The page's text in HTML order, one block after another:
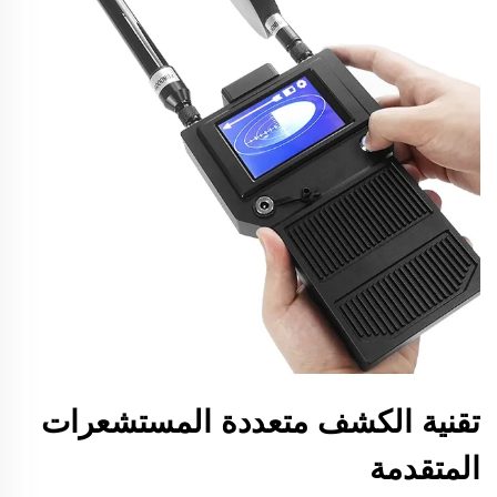
تقنية الكشف متعددة المستشعرات
المتقدمة